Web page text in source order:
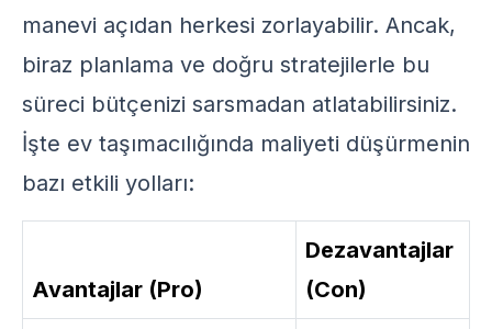
manevi açıdan herkesi zorlayabilir. Ancak,
biraz planlama ve doğru stratejilerle bu
süreci bütçenizi sarsmadan atlatabilirsiniz.
İşte ev taşımacılığında maliyeti düşürmenin
bazı etkili yolları:
Avantajlar (Pro)
Dezavantajlar
(Con)